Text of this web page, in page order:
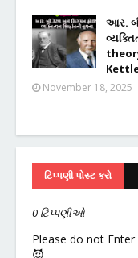
આર.
November 18, 2025
ટિપ્પણી પોસ્ટ કરો
0 ટિપ્પણીઓ
Please do not
😈